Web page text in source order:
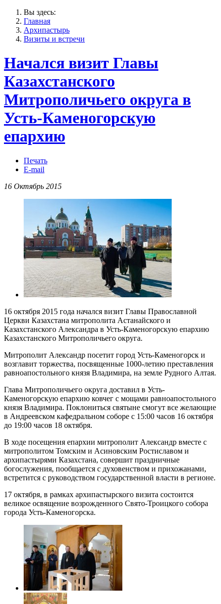
Вы здесь:
Главная
Архипастырь
Визиты и встречи
Начался визит Главы
Казахстанского
Митрополичьего округа в
Усть-Каменогорскую
епархию
Печать
E-mail
16 Октябрь 2015
16 октября 2015 года начался визит Главы Православной
Церкви Казахстана митрополита Астанайского и
Казахстанского Александра в Усть-Каменогорскую епархию
Казахстанского Митрополичьего округа.
Митрополит Александр посетит город Усть-Каменогорск и
возглавит торжества, посвященные 1000-летию преставления
равноапостольного князя Владимира, на земле Рудного Алтая.
Глава Митрополичьего округа доставил в Усть-
Каменогорскую епархию ковчег с мощами равноапостольного
князя Владимира. Поклониться святыне смогут все желающие
в Андреевском кафедральном соборе с 15:00 часов 16 октября
до 19:00 часов 18 октября.
В ходе посещения епархии митрополит Александр вместе с
митрополитом Томским и Асиновским Ростиславом и
архипастырями Казахстана, совершит праздничные
богослужения, пообщается с духовенством и прихожанами,
встретится с руководством государственной власти в регионе.
17 октября, в рамках архипастырского визита состоится
великое освящение возрожденного Свято-Троицкого собора
города Усть-Каменогорска.